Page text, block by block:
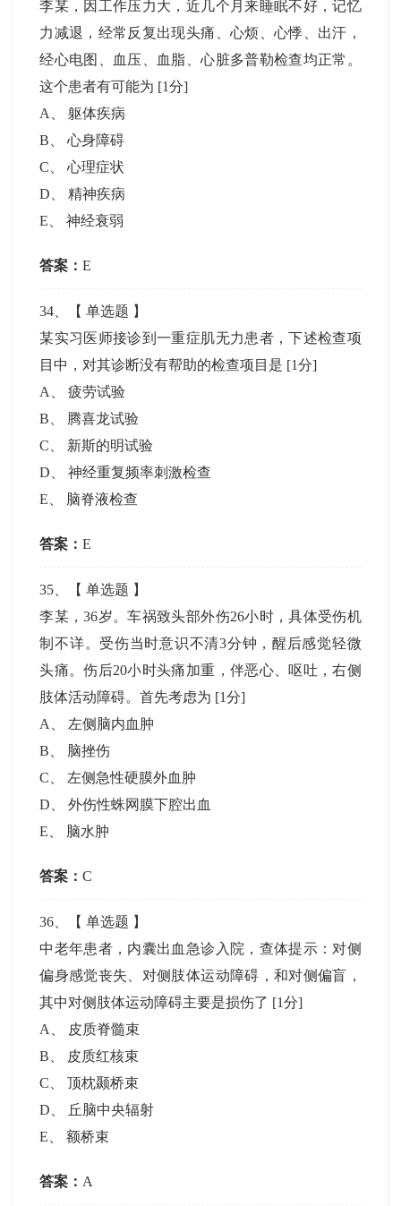
李某，因工作压力大，近几个月来睡眠不好，记忆
力减退，经常反复出现头痛、心烦、心悸、出汗，
经心电图、血压、血脂、心脏多普勒检查均正常。
这个患者有可能为 [1分]
A
、躯体疾病
B 、心身障碍
C 、心理症状
D 、精神疾病
E 、神经衰弱
答案：E
34 、【单选题 】
某实习医师接诊到一重症肌无力患者，下述检查项
目中，对其诊断没有帮助的检查项目是 [1分]
A
、疲劳试验
B
腾喜龙试验
C
新斯的明试验
D 、神经重复频率刺激检查
E
脑脊液检查
答案：E
35 、【单选题 】
李某，36岁。车祸致头部外伤26小时，具体受伤机
制不详。受伤当时意识不清3分钟，醒后感觉轻微
头痛。伤后20小时头痛加重，伴恶心、呕吐，右侧
肢体活动障碍。首先考虑为 [1分]
A
左侧脑内血肿
B
脑挫伤
C
左侧急性硬膜外血肿
D 、外伤性蛛网膜下腔出血
E
脑水肿
答案：C
36 、【单选题 】
中老年患者，内囊出血急诊入院，查体提示：对侧
偏身感觉丧失、对侧肢体运动障碍，和对侧偏盲，
其中对侧肢体运动障碍主要是损伤了 [1分]
A
皮质脊髓束
B
皮质红核束
C 、顶枕颞桥束
D
丘脑中央辐射
E 、额桥束
答案： A